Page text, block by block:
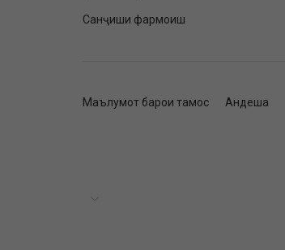
Санҷиши фармоиш
Маълумот барои тамос Андеша